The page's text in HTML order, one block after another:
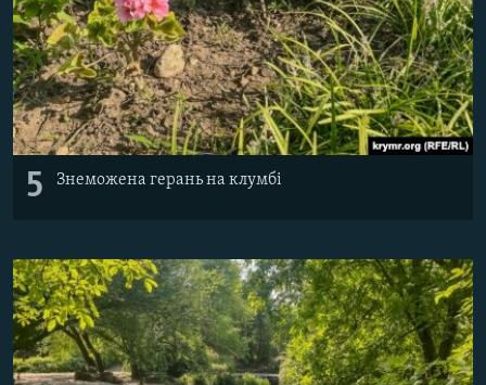
5 Знеможена герань на клумбі